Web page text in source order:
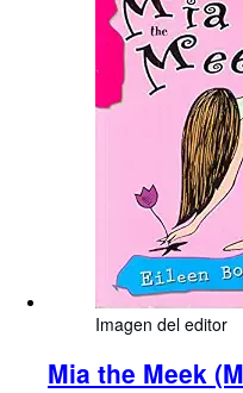
Imagen del editor
Mia the Meek